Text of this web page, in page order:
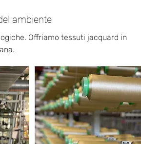
ambiente
Offriamo tessuti jacquard in